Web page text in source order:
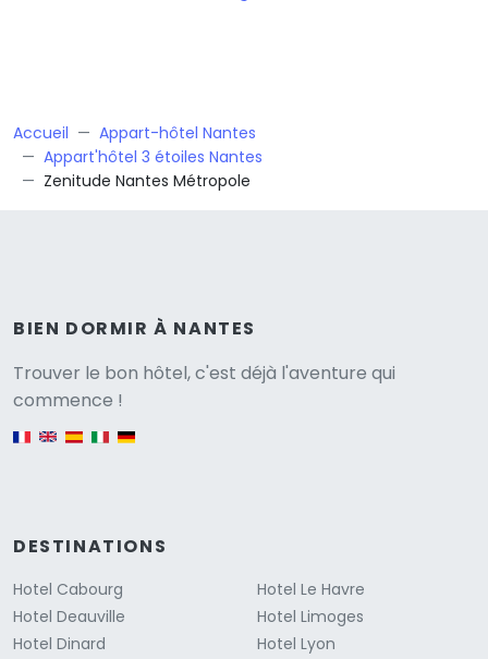
Accueil
Appart-hôtel Nantes
Appart'hôtel 3 étoiles Nantes
Zenitude Nantes Métropole
BIEN DORMIR À NANTES
Trouver le bon hôtel, c'est déjà l'aventure qui
commence !
English version
DESTINATIONS
Hotel Cabourg
Hotel Deauville
Hotel Dinard
Hotel Le Havre
Hotel Limoges
Hotel Lyon